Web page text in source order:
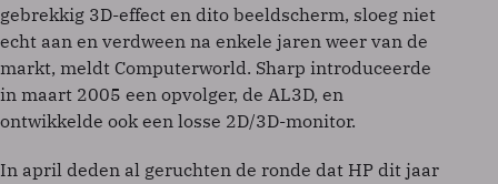
gebrekkig 3D-effect en dito beeldscherm, sloeg niet
echt aan en verdween na enkele jaren weer van de
markt, meldt Computerworld. Sharp introduceerde
in maart 2005 een opvolger, de AL3D, en
ontwikkelde ook een losse 2D/3D-monitor.
In april deden al geruchten de ronde dat HP dit jaar